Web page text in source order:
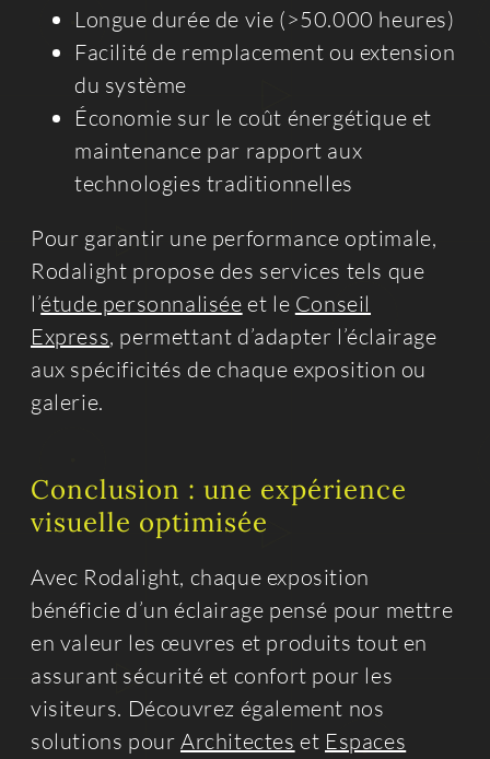
Longue durée de vie (>50.000 heures)
Facilité de remplacement ou extension
du système
Économie sur le coût énergétique et
maintenance par rapport aux
technologies traditionnelles
Pour garantir une performance optimale,
Rodalight propose des services tels que
l’étude personnalisée et le Conseil
Express, permettant d’adapter l’éclairage
aux spécificités de chaque exposition ou
galerie.
Conclusion : une expérience
visuelle optimisée
Avec Rodalight, chaque exposition
bénéficie d’un éclairage pensé pour mettre
en valeur les œuvres et produits tout en
assurant sécurité et confort pour les
visiteurs. Découvrez également nos
solutions pour Architectes et Espaces